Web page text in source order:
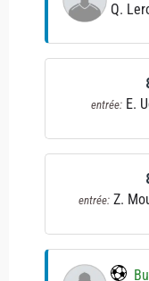
Q.
entrée: E.
entrée: Z.